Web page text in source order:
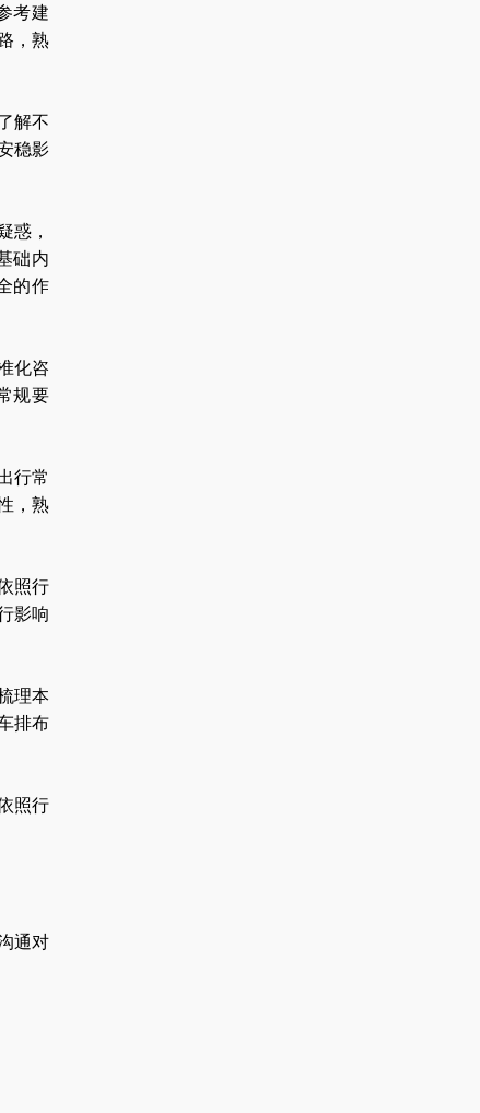
考建
，熟
解不
稳影
惑，
础内
的作
化咨
规要
行常
，熟
照行
影响
理本
排布
照行
通对